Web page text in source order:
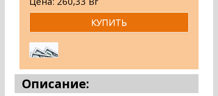
Описание: